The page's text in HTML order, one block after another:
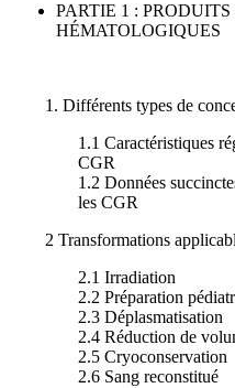
PARTIE 1 :
HÉMATOLOGIQUES
1. Différents types de
1.1 Caractéristiques
CGR
1.2 Données
les CGR
2 Transformations
2.1 Irradiation
2.2 Préparation
2.3 Déplasmatisation
2.4 Réduction de
2.5 Cryoconservation
2.6 Sang reconstitué